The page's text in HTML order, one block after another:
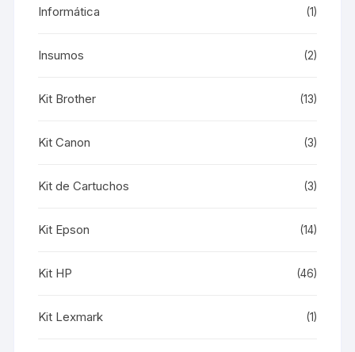
Informática (1)
Insumos (2)
Kit Brother (13)
Kit Canon (3)
Kit de Cartuchos (3)
Kit Epson (14)
Kit HP (46)
Kit Lexmark (1)